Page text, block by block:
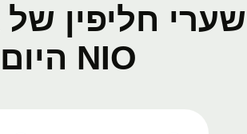
NIO היום